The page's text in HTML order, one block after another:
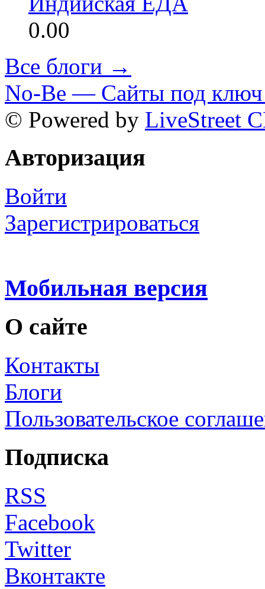
0.00
Все блоги →
No-Be — Сайты под ключ
© Powered by LiveStreet
Авторизация
Войти
Зарегистрироваться
Мобильная версия
О сайте
Контакты
Блоги
Пользовательское
Подписка
RSS
Facebook
Twitter
Вконтакте